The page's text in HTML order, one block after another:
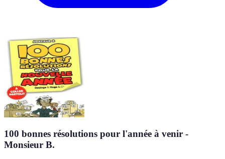
100 bonnes résolutions pour l'année à venir -
Monsieur B.